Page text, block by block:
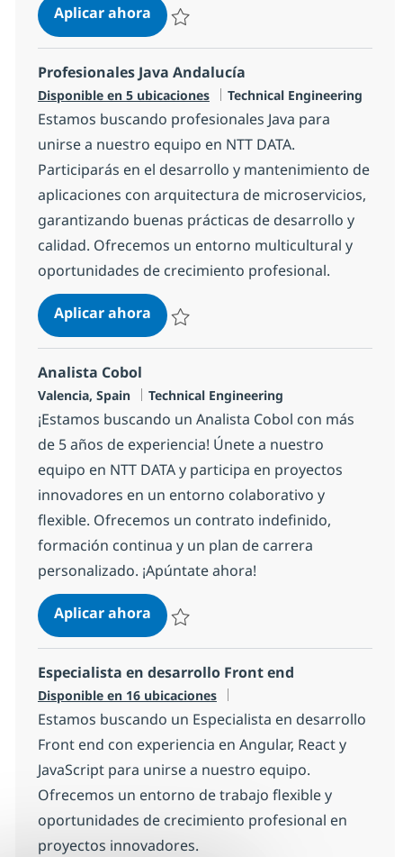
Aplicar ahoraJava Software Engineer
Profesionales Java Andalucía
Disponible en 5 ubicaciones Categoría
Technical Engineering
Estamos buscando profesionales Java para
unirse a nuestro equipo en NTT DATA.
Participarás en el desarrollo y mantenimiento de
aplicaciones con arquitectura de microservicios,
garantizando buenas prácticas de desarrollo y
calidad. Ofrecemos un entorno multicultural y
oportunidades de crecimiento profesional.
Aplicar ahoraProfesionales Java Andalucía
Analista Cobol
Ubicación
Valencia, Spain Categoría
Technical Engineering
¡Estamos buscando un Analista Cobol con más
de 5 años de experiencia! Únete a nuestro
equipo en NTT DATA y participa en proyectos
innovadores en un entorno colaborativo y
flexible. Ofrecemos un contrato indefinido,
formación continua y un plan de carrera
personalizado. ¡Apúntate ahora!
Aplicar ahoraAnalista Cobol
Especialista en desarrollo Front end
Disponible en 16 ubicaciones
Estamos buscando un Especialista en desarrollo
Front end con experiencia en Angular, React y
JavaScript para unirse a nuestro equipo.
Ofrecemos un entorno de trabajo flexible y
oportunidades de crecimiento profesional en
proyectos innovadores.